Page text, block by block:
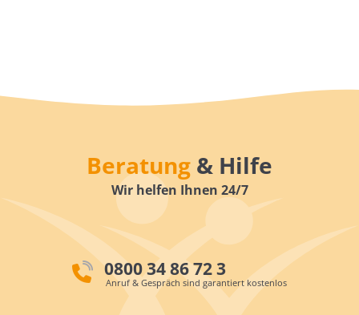
Beratung & Hilfe
Wir helfen Ihnen 24/7
0800 34 86 72 3
Anruf & Gespräch sind garantiert kostenlos